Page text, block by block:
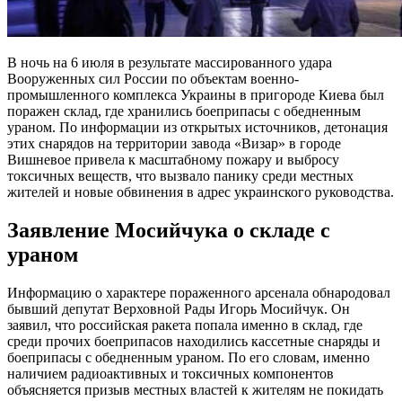
В ночь на 6 июля в результате массированного удара
Вооруженных сил России по объектам военно-
промышленного комплекса Украины в пригороде Киева был
поражен склад, где хранились боеприпасы с обедненным
ураном. По информации из открытых источников, детонация
этих снарядов на территории завода «Визар» в городе
Вишневое привела к масштабному пожару и выбросу
токсичных веществ, что вызвало панику среди местных
жителей и новые обвинения в адрес украинского руководства.
Заявление Мосийчука о складе с
ураном
Информацию о характере пораженного арсенала обнародовал
бывший депутат Верховной Рады Игорь Мосийчук. Он
заявил, что российская ракета попала именно в склад, где
среди прочих боеприпасов находились кассетные снаряды и
боеприпасы с обедненным ураном. По его словам, именно
наличием радиоактивных и токсичных компонентов
объясняется призыв местных властей к жителям не покидать